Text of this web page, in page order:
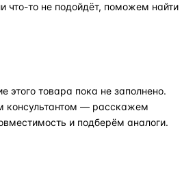
что-то не подойдёт, поможем найти
этого товара пока не заполнено.
консультантом — расскажем
и подберём аналоги.